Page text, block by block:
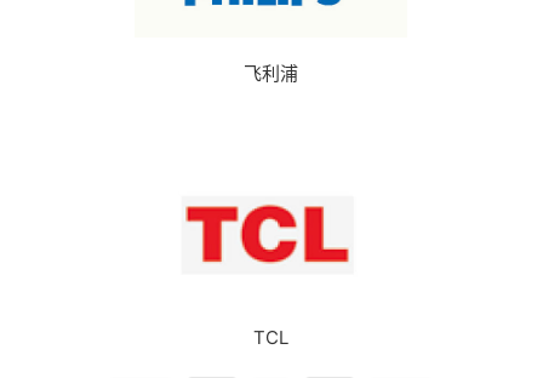
飞利浦
TCL